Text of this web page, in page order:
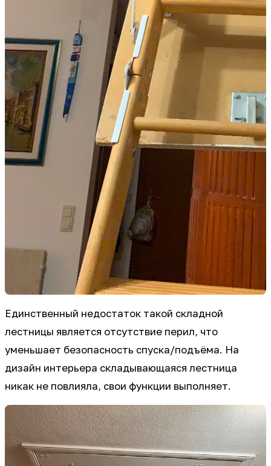
Единственный недостаток такой складной
лестницы является отсутствие перил, что
уменьшает безопасность спуска/подъёма. На
дизайн интерьера складывающаяся лестница
никак не повлияла, свои функции выполняет.